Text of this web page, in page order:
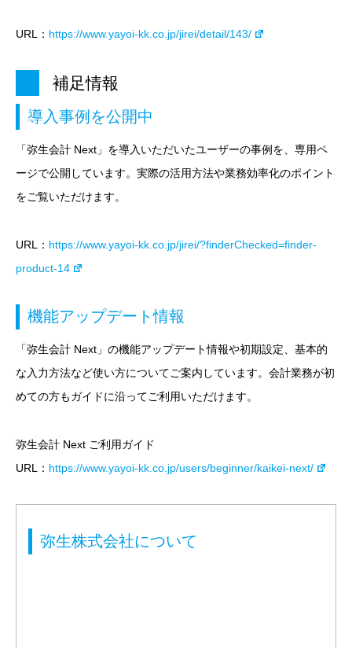
URL： https://www.yayoi-kk.co.jp/jirei/detail/143/
補足情報
導入事例を公開中
「弥生会計 Next」を導入いただいたユーザーの事例を、専用ペ
ージで公開しています。実際の活用方法や業務効率化のポイント
をご覧いただけます。
URL： https://www.yayoi-kk.co.jp/jirei/?finderChecked=finder-
product-14
機能アップデート情報
「弥生会計 Next」の機能アップデート情報や初期設定、基本的
な入力方法など使い方についてご案内しています。会計業務が初
めての方もガイドに沿ってご利用いただけます。
弥生会計 Next ご利用ガイド
URL： https://www.yayoi-kk.co.jp/users/beginner/kaikei-next/
弥生株式会社について